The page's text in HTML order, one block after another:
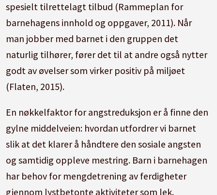
spesielt tilrettelagt tilbud (Rammeplan for
barnehagens innhold og oppgaver, 2011). Når
man jobber med barnet i den gruppen det
naturlig tilhører, fører det til at andre også nytter
godt av øvelser som virker positiv på miljøet
(Flaten, 2015).
En nøkkelfaktor for angstreduksjon er å finne den
gylne middelveien: hvordan utfordrer vi barnet
slik at det klarer å håndtere den sosiale angsten
og samtidig oppleve mestring. Barn i barnehagen
har behov for mengdetrening av ferdigheter
gjennom lystbetonte aktiviteter som lek.